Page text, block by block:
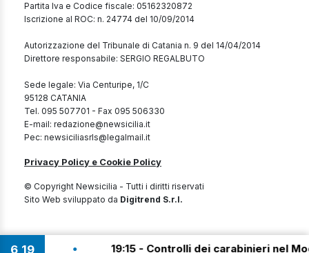
Partita Iva e Codice fiscale: 05162320872
Iscrizione al ROC: n. 24774 del 10/09/2014
Autorizzazione del Tribunale di Catania n. 9 del 14/04/2014
Direttore responsabile: SERGIO REGALBUTO
Sede legale: Via Centuripe, 1/C
95128 CATANIA
Tel. 095 507701 - Fax 095 506330
E-mail: redazione@newsicilia.it
Pec: newsiciliasrls@legalmail.it
Privacy Policy e Cookie Policy
© Copyright Newsicilia - Tutti i diritti riservati
Sito Web sviluppato da Digitrend S.r.l.
6 19 19:15 - Controlli dei carabinieri nel